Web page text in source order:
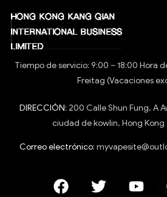
Tiempo de servicio: 9:00 – 18:00 Hora
Freitag (Vacaciones
DIRECCIÓN: 200 Calle Shun Fung, A
ciudad de kowlin, Hong Kong
Correo electrónico: